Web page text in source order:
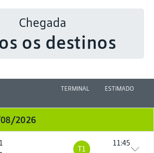
Chegada
os destinos
TERMINAL ESTIMADO
2026
T1
11:45